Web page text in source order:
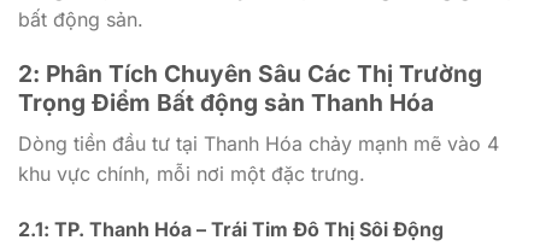
bất động sản.
2: Phân Tích Chuyên Sâu Các Thị Trường
Trọng Điểm Bất động sản Thanh Hóa
Dòng tiền đầu tư tại Thanh Hóa chảy mạnh mẽ vào 4
khu vực chính, mỗi nơi một đặc trưng.
2.1: TP. Thanh Hóa – Trái Tim Đô Thị Sôi Động